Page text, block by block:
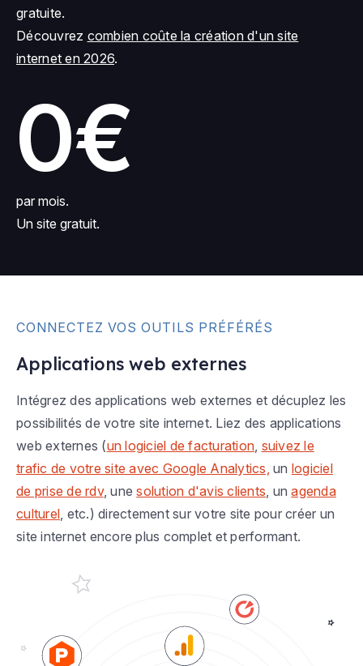
gratuite.
Découvrez combien coûte la création d'un site
internet en 2026.
0€
par mois.
Un site gratuit.
CONNECTEZ VOS OUTILS PRÉFÉRÉS
Applications web externes
Intégrez des applications web externes et décuplez les
possibilités de votre site internet. Liez des applications
web externes (un logiciel de facturation, suivez le
trafic de votre site avec Google Analytics, un logiciel
de prise de rdv, unesolution d'avis clients, unagenda
culturel, etc.) directement sur votre site pour créer un
site internet encore plus complet et performant.